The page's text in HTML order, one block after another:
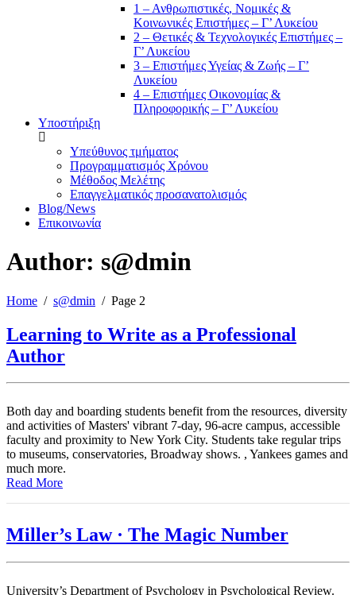
1 – Ανθρωπιστικές, Νομικές &
Κοινωνικές Επιστήμες – Γ’ Λυκείου
2 – Θετικές & Τεχνολογικές Επιστήμες –
Γ’ Λυκείου
3 – Επιστήμες Υγείας & Ζωής – Γ’
Λυκείου
4 – Επιστήμες Οικονομίας &
Πληροφορικής – Γ’ Λυκείου
Υποστήριξη
Υπεύθυνος τμήματος
Προγραμματισμός Χρόνου
Μέθοδος Μελέτης
Επαγγελματικός προσανατολισμός
Blog/News
Επικοινωνία
Author: s@dmin
Home s@dmin Page 2
Learning to Write as a Professional
Author
Both day and boarding students benefit from the resources, diversity
and activities of Masters' vibrant 7-day, 96-acre campus, accessible
faculty and proximity to New York City. Students take regular trips
to museums, conservatories, Broadway shows. , Yankees games and
much more.
Read More
Miller’s Law · The Magic Number
University’s Department of Psychology in Psychological Review.